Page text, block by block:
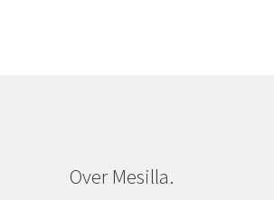
Over Mesilla.